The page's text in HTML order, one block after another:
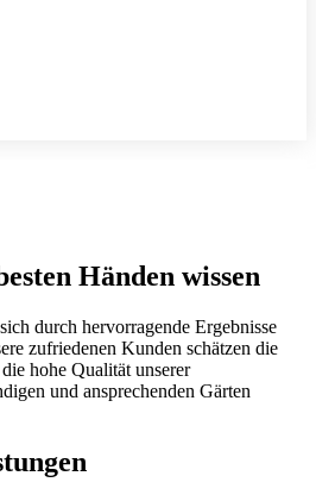
Händen wissen
durch hervorragende Ergebnisse
zufriedenen Kunden schätzen die
hohe Qualität unserer
und ansprechenden Gärten